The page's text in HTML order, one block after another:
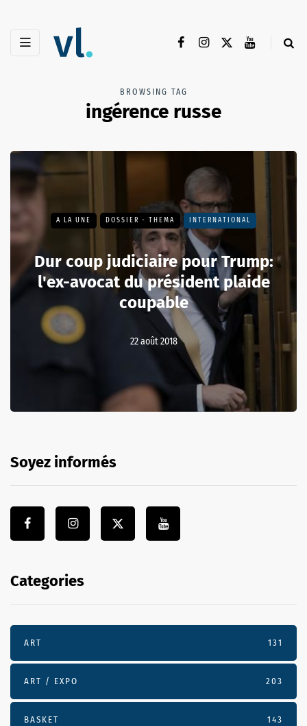
BROWSING TAG
ingérence russe
A LA UNE DOSSIER - THEMA INTERNATIONAL
Dur coup judiciaire pour Trump:
l'ex-avocat du président plaide
coupable
22 août 2018
Soyez informés
Categories
ART 131
ART / EXPO 203
BASKET 143